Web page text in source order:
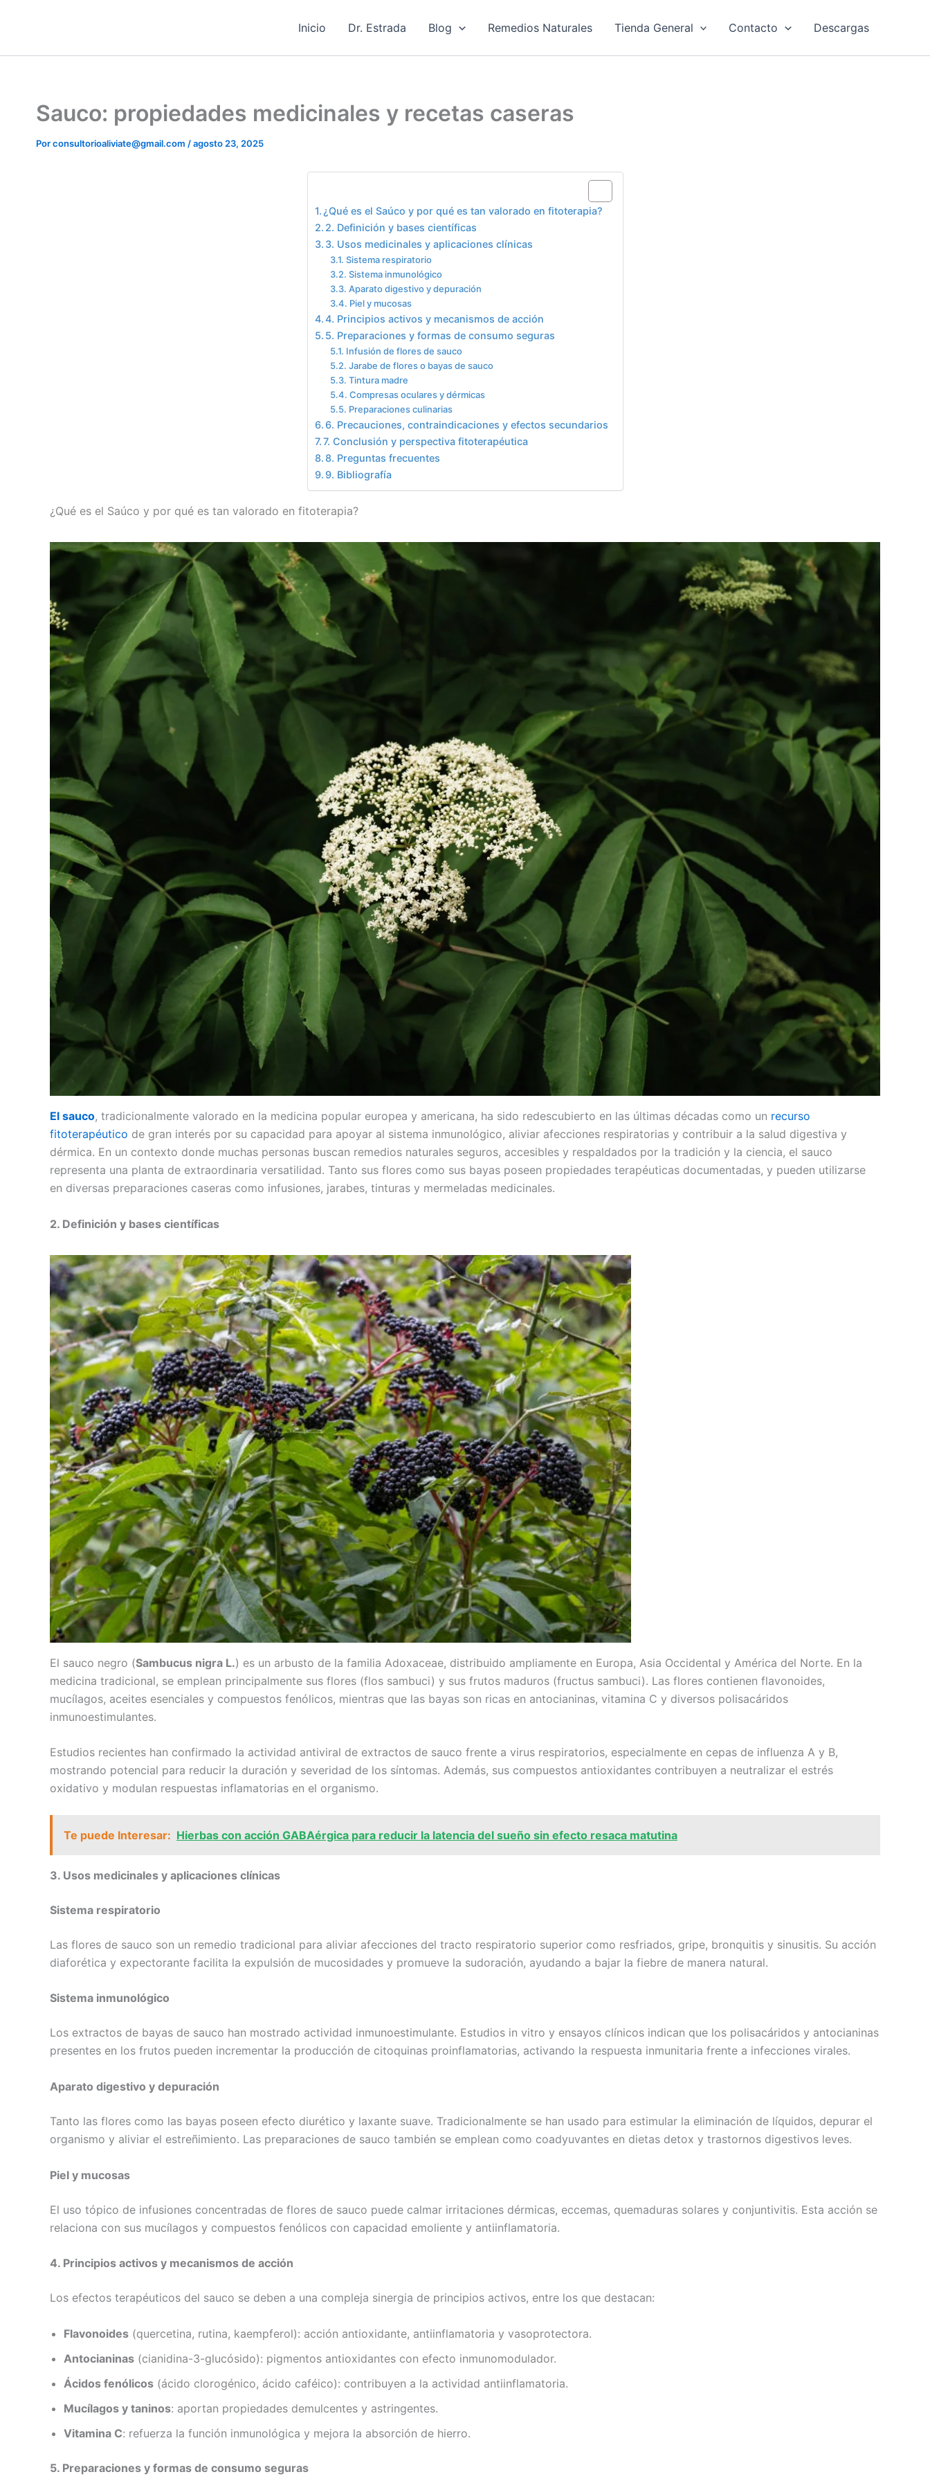
Inicio Dr. Estrada Blog Remedios Naturales Tienda General Contacto Descargas
Sauco: propiedades medicinales y recetas caseras
Porconsultorioaliviate@gmail.com /agosto 23, 2025
¿Qué es el Saúco y por qué es tan valorado en fitoterapia?
2. Definición y bases científicas
3. Usos medicinales y aplicaciones clínicas
Sistema respiratorio
Sistema inmunológico
Aparato digestivo y depuración
Piel y mucosas
4. Principios activos y mecanismos de acción
5. Preparaciones y formas de consumo seguras
Infusión de flores de sauco
Jarabe de flores o bayas de sauco
Tintura madre
Compresas oculares y dérmicas
Preparaciones culinarias
6. Precauciones, contraindicaciones y efectos secundarios
7. Conclusión y perspectiva fitoterapéutica
8. Preguntas frecuentes
9. Bibliografía
¿Qué es el Saúco y por qué es tan valorado en fitoterapia?
El sauco, tradicionalmente valorado en la medicina popular europea y americana, ha sido redescubierto en las últimas décadas como un recurso
fitoterapéutico de gran interés por su capacidad para apoyar al sistema inmunológico, aliviar afecciones respiratorias y contribuir a la salud digestiva y
dérmica. En un contexto donde muchas personas buscan remedios naturales seguros, accesibles y respaldados por la tradición y la ciencia, el sauco
representa una planta de extraordinaria versatilidad. Tanto sus flores como sus bayas poseen propiedades terapéuticas documentadas, y pueden utilizarse
en diversas preparaciones caseras como infusiones, jarabes, tinturas y mermeladas medicinales.
2. Definición y bases científicas
El sauco negro (Sambucus nigra L.) es un arbusto de la familia Adoxaceae, distribuido ampliamente en Europa, Asia Occidental y América del Norte. En la
medicina tradicional, se emplean principalmente sus flores (flos sambuci) y sus frutos maduros (fructus sambuci). Las flores contienen flavonoides,
mucílagos, aceites esenciales y compuestos fenólicos, mientras que las bayas son ricas en antocianinas, vitamina C y diversos polisacáridos
inmunoestimulantes.
Estudios recientes han confirmado la actividad antiviral de extractos de sauco frente a virus respiratorios, especialmente en cepas de influenza A y B,
mostrando potencial para reducir la duración y severidad de los síntomas. Además, sus compuestos antioxidantes contribuyen a neutralizar el estrés
oxidativo y modulan respuestas inflamatorias en el organismo.
Te puede Interesar: Hierbas con acción GABAérgica para reducir la latencia del sueño sin efecto resaca matutina
3. Usos medicinales y aplicaciones clínicas
Sistema respiratorio
Las flores de sauco son un remedio tradicional para aliviar afecciones del tracto respiratorio superior como resfriados, gripe, bronquitis y sinusitis. Su acción
diaforética y expectorante facilita la expulsión de mucosidades y promueve la sudoración, ayudando a bajar la fiebre de manera natural.
Sistema inmunológico
Los extractos de bayas de sauco han mostrado actividad inmunoestimulante. Estudios in vitro y ensayos clínicos indican que los polisacáridos y antocianinas
presentes en los frutos pueden incrementar la producción de citoquinas proinflamatorias, activando la respuesta inmunitaria frente a infecciones virales.
Aparato digestivo y depuración
Tanto las flores como las bayas poseen efecto diurético y laxante suave. Tradicionalmente se han usado para estimular la eliminación de líquidos, depurar el
organismo y aliviar el estreñimiento. Las preparaciones de sauco también se emplean como coadyuvantes en dietas detox y trastornos digestivos leves.
Piel y mucosas
El uso tópico de infusiones concentradas de flores de sauco puede calmar irritaciones dérmicas, eccemas, quemaduras solares y conjuntivitis. Esta acción se
relaciona con sus mucílagos y compuestos fenólicos con capacidad emoliente y antiinflamatoria.
4. Principios activos y mecanismos de acción
Los efectos terapéuticos del sauco se deben a una compleja sinergia de principios activos, entre los que destacan:
Flavonoides (quercetina, rutina, kaempferol): acción antioxidante, antiinflamatoria y vasoprotectora.
Antocianinas (cianidina-3-glucósido): pigmentos antioxidantes con efecto inmunomodulador.
Ácidos fenólicos (ácido clorogénico, ácido caféico): contribuyen a la actividad antiinflamatoria.
Mucílagos y taninos: aportan propiedades demulcentes y astringentes.
Vitamina C: refuerza la función inmunológica y mejora la absorción de hierro.
5. Preparaciones y formas de consumo seguras